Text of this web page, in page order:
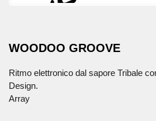
WOODOO GROOVE
Ritmo elettronico dal sapore Tribale
Design.
Array